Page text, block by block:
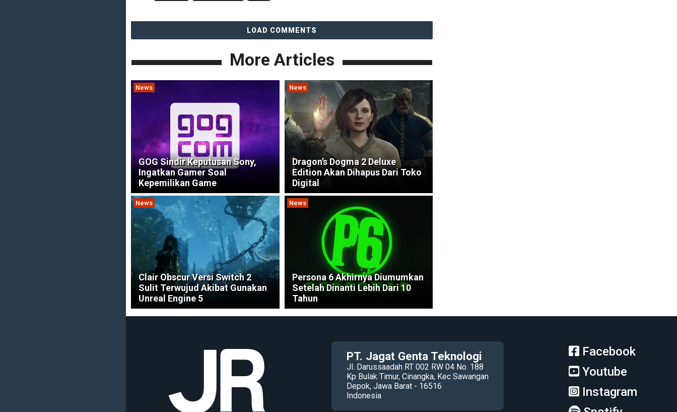
LOAD COMMENTS
More Articles
News
GOG Sindir Keputusan Sony,
Ingatkan Gamer Soal
Kepemilikan Game
News
Dragon’s Dogma 2 Deluxe
Edition Akan Dihapus Dari Toko
Digital
News
Clair Obscur Versi Switch 2
Sulit Terwujud Akibat Gunakan
Unreal Engine 5
News
Persona 6 Akhirnya Diumumkan
Setelah Dinanti Lebih Dari 10
Tahun
PT. Jagat Genta Teknologi
Jl. Darussaadah RT 002 RW 04 No. 188
Kp Bulak Timur, Cinangka, Kec Sawangan
Depok, Jawa Barat - 16516
Indonesia
Facebook
Youtube
Instagram